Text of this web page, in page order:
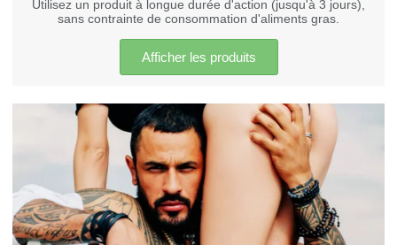
Utilisez un produit à longue durée d'action (jusqu'à 3 jours),
sans contrainte de consommation d'aliments gras.
Afficher les produits